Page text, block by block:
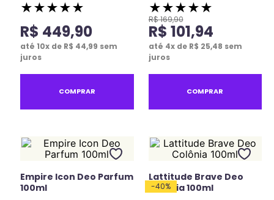
★★★★★
R$ 449,90
até 10x de R$ 44,99 sem
juros
COMPRAR
★★★★★
R$169,90
R$ 101,94
até 4x de R$ 25,48 sem
juros
COMPRAR
Empire Icon Deo Parfum
100ml
-40%
Lattitude Brave Deo
Colônia 100ml